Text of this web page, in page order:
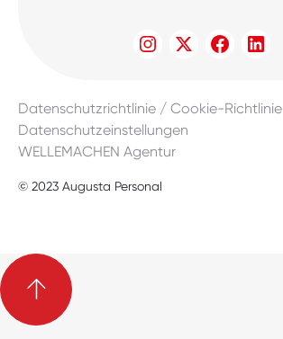
Datenschutzrichtlinie / Cookie-Richtlinie
Datenschutzeinstellungen
WELLEMACHEN Agentur
© 2023 Augusta Personal